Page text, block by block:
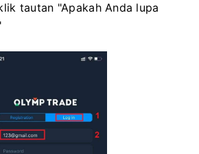
tautan "Apakah Anda lupa